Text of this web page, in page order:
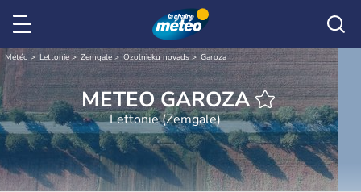
Météo Lettonie Zemgale Ozolnieku novads Garoza
METEO GAROZA
Lettonie (Zemgale)